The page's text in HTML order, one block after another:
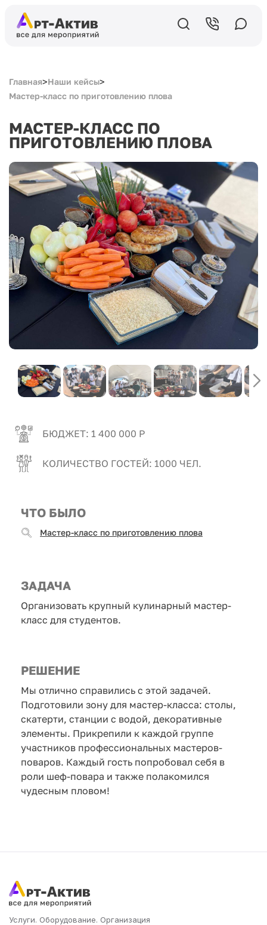
Главная>Наши кейсы>
Мастер-класс по приготовлению плова
МАСТЕР-КЛАСС ПО
ПРИГОТОВЛЕНИЮ ПЛОВА
БЮДЖЕТ: 1 400 000 Р
КОЛИЧЕСТВО ГОСТЕЙ: 1000 ЧЕЛ.
ЧТО БЫЛО
Мастер-класс по приготовлению плова
ЗАДАЧА
Организовать крупный кулинарный мастер-
класс для студентов.
РЕШЕНИЕ
Мы отлично справились с этой задачей.
Подготовили зону для мастер-класса: столы,
скатерти, станции с водой, декоративные
элементы. Прикрепили к каждой группе
участников профессиональных мастеров-
поваров. Каждый гость попробовал себя в
роли шеф-повара и также полакомился
чудесным пловом!
Услуги. Оборудование. Организация